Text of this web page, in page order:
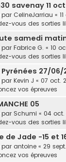
savenay 11 oct
par CelineJarriau «
vous des sorties
samedi
par Fabrice G. « 10
vous des sorties
27/06/
par Kevin J « 07 oct.
vos épreuves
05
par Schumi « 04 oct.
vous des sorties
de Jade -15 et
par antoine « 29
vos épreuves